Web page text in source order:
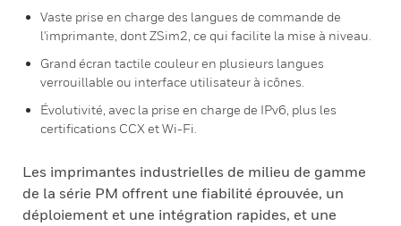
Vaste prise en charge des langues de commande de
l'imprimante, dont ZSim2, ce qui facilite la mise à niveau.
Grand écran tactile couleur en plusieurs langues
verrouillable ou interface utilisateur à icônes.
Évolutivité, avec la prise en charge de IPv6, plus les
certifications CCX et Wi-Fi.
Les imprimantes industrielles de milieu de gamme
de la série PM offrent une fiabilité éprouvée, un
déploiement et une intégration rapides, et une